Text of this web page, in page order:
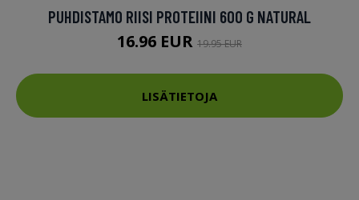
PUHDISTAMO RIISI PROTEIINI 600 G NATURAL
16.96 EUR 19.95 EUR
LISÄTIETOJA